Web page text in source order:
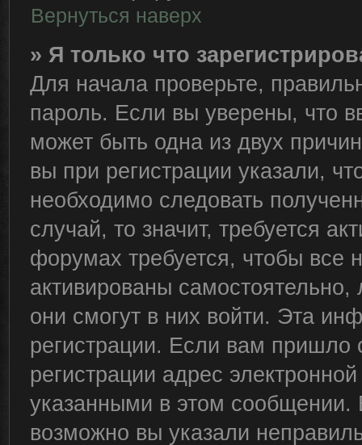
Вернуться наверх
» Я только что
Для начала проверьте,
пароль. Если вы уверены, что
может быть одна из двух
вы при регистрации указали,
необходимо следовать
случай, то значит, требуется
форумах требуется, чтобы все
активированы
они смогут в них войти. Эта
регистрации. Если вам
регистрации адрес
указанными в этом
возможно вы указали